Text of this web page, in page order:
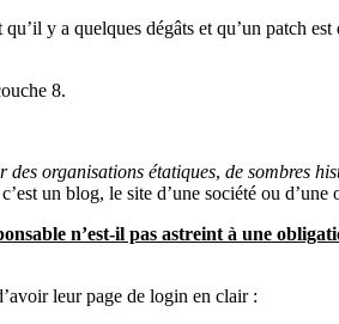
y a quelques dégâts et qu’un patch
8.
des organisations étatiques, de sombres
un blog, le site d’une société ou d’une
n’est-il pas astreint à une
leur page de login en clair :